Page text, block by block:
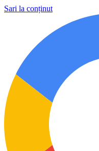
Sari la conținut